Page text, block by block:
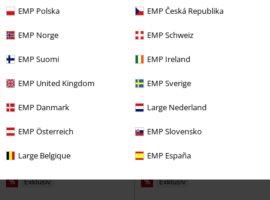
EMP Polska EMP Česká Republika
EMP Norge EMP Schweiz
EMP Suomi EMP Ireland
EMP United Kingdom EMP Sverige
EMP Danmark Large Nederland
EMP Österreich EMP Slovensko
Large Belgique EMP España
Cap
% Exklusiv % Exklusiv